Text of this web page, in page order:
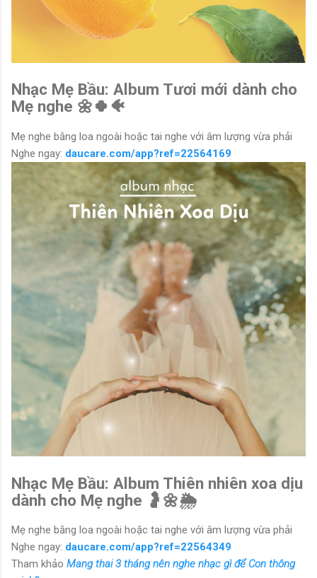
Nhạc Mẹ Bầu: Album Tươi mới dành cho
Mẹ nghe 🌼🍀🐠
Mẹ nghe bằng loa ngoài hoặc tai nghe với âm lượng vừa phải
Nghe ngay: daucare.com/app?ref=22564169
Nhạc Mẹ Bầu: Album Thiên nhiên xoa dịu
dành cho Mẹ nghe 🤰🌼🌦
Mẹ nghe bằng loa ngoài hoặc tai nghe với âm lượng vừa phải
Nghe ngay: daucare.com/app?ref=22564349
Tham khảo Mang thai 3 tháng nên nghe nhạc gì để Con thông